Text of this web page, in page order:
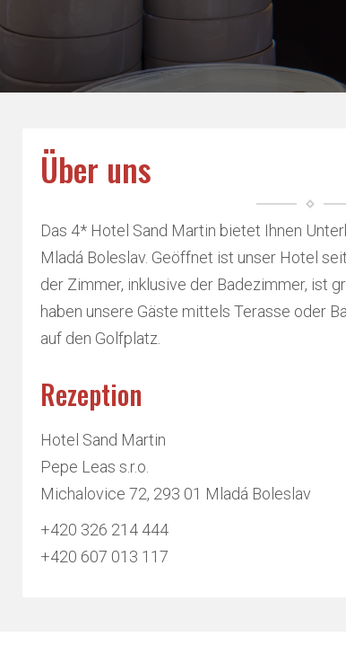
Über uns
Das 4* Hotel Sand Martin bietet Ihnen
Mladá Boleslav. Geöffnet ist unser Hotel
der Zimmer, inklusive der Badezimmer, ist
haben unsere Gäste mittels Terasse oder
auf den Golfplatz.
Rezeption
Hotel Sand Martin
Pepe Leas s.r.o.
Michalovice 72, 293 01 Mladá Boleslav
+420 326 214 444
+420 607 013 117